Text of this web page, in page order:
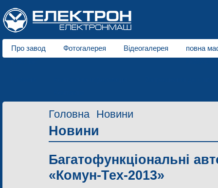
Про завод Фотогалерея
Відеогалерея
повна
Головна Новини
Новини
Багатофункціональні
«Комун-Тех-2013»